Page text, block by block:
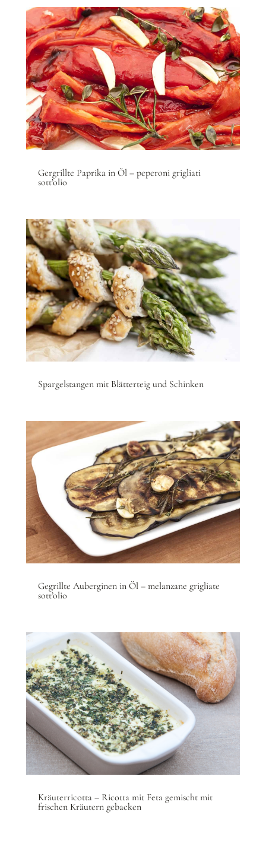
Gergrillte Paprika in Öl – peperoni grigliati
sott’olio
Spargelstangen mit Blätterteig und Schinken
Gegrillte Auberginen in Öl – melanzane grigliate
sott’olio
Kräuterricotta – Ricotta mit Feta gemischt mit
frischen Kräutern gebacken